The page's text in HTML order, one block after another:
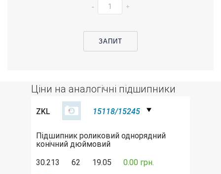
- +
ЗАПИТ
Ціни на аналогічні підшипники
ZKL 15118/15245
Підшипник роликовий однорядний
конічний дюймовий
30.213
62 19.05 0.00 грн.